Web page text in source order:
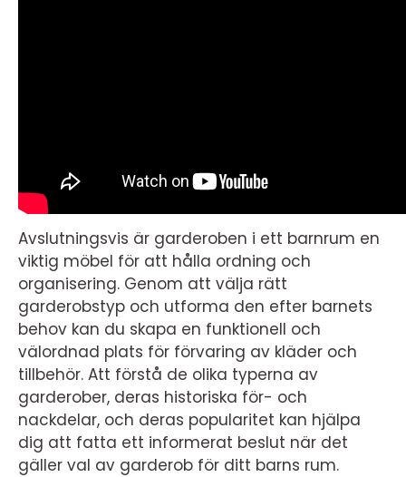
Avslutningsvis är garderoben i ett barnrum en
viktig möbel för att hålla ordning och
organisering. Genom att välja rätt
garderobstyp och utforma den efter barnets
behov kan du skapa en funktionell och
välordnad plats för förvaring av kläder och
tillbehör. Att förstå de olika typerna av
garderober, deras historiska för- och
nackdelar, och deras popularitet kan hjälpa
dig att fatta ett informerat beslut när det
gäller val av garderob för ditt barns rum.